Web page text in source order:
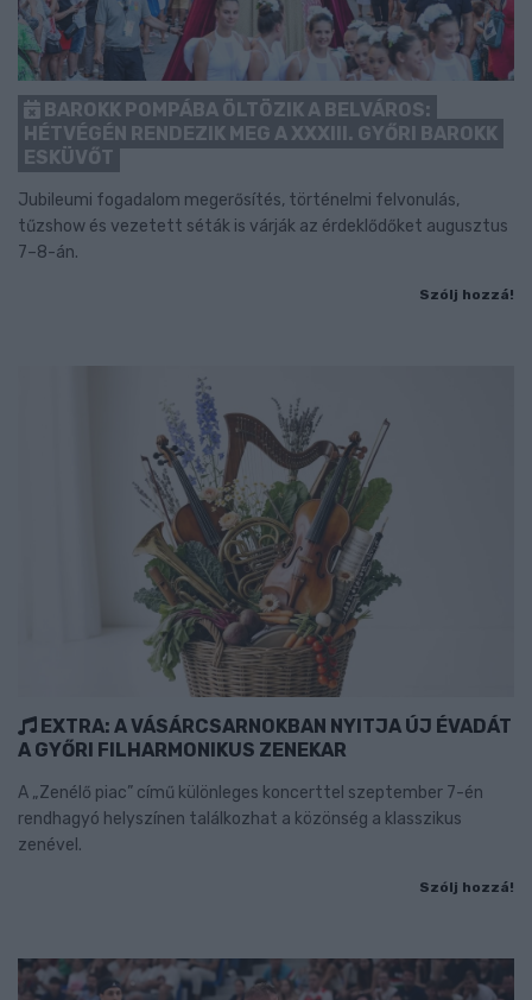
BAROKK POMPÁBA ÖLTÖZIK A BELVÁROS:
HÉTVÉGÉN RENDEZIK MEG A XXXIII. GYŐRI BAROKK
ESKÜVŐT
Jubileumi fogadalom megerősítés, történelmi felvonulás,
tűzshow és vezetett séták is várják az érdeklődőket augusztus
7–8-án.
Szólj hozzá!
EXTRA: A VÁSÁRCSARNOKBAN NYITJA ÚJ ÉVADÁT
A GYŐRI FILHARMONIKUS ZENEKAR
A „Zenélő piac” című különleges koncerttel szeptember 7-én
rendhagyó helyszínen találkozhat a közönség a klasszikus
zenével.
Szólj hozzá!